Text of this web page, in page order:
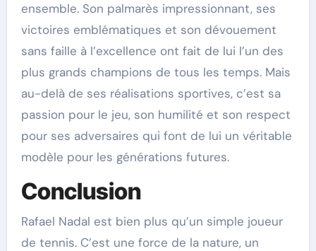
ensemble. Son palmarès impressionnant, ses
victoires emblématiques et son dévouement
sans faille à l’excellence ont fait de lui l’un des
plus grands champions de tous les temps. Mais
au-delà de ses réalisations sportives, c’est sa
passion pour le jeu, son humilité et son respect
pour ses adversaires qui font de lui un véritable
modèle pour les générations futures.
Conclusion
Rafael Nadal est bien plus qu’un simple joueur
de tennis. C’est une force de la nature, un